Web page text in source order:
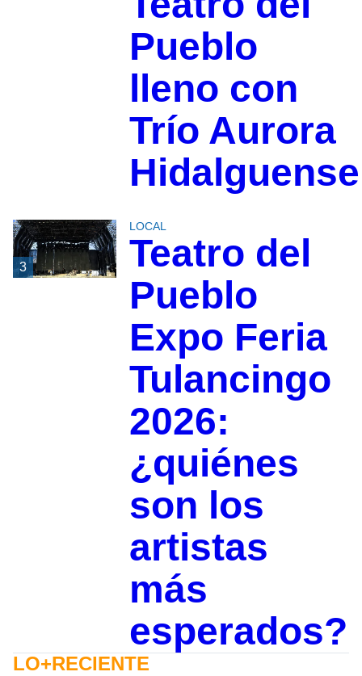
Pueblo
lleno con
Trío Aurora
Hidalguense
3
LOCAL
Teatro del
Pueblo
Expo Feria
Tulancingo
2026:
¿quiénes
son los
artistas
más
esperados?
LO+RECIENTE